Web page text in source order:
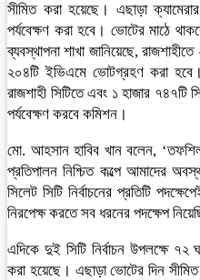
সীমিত করা হয়েছে। এছাড়া
পর্যবেক্ষণ করা হবে। ভোটের মাঠে
ব্যবস্থাপনা শাখা জানিয়েছে,
২০৪টি ইভিএমে ভোটগ্রহণ করা
রাজশাহী সিটিতে এবং ১ হাজার ৭৪৭টি
পর্যবেক্ষণ করবে কমিশন।
মো. আহসান হাবিব খান বলেন, ‘তফশিল
প্রতিপালন নিশ্চিত কল্পে আমাদের
সিলেট সিটি নির্বাচনের প্রতিটি
নিরপেক্ষ করতে সব ধরনের পদক্ষেপ
এদিকে দুই সিটি নির্বাচন উপলক্ষে
করা হয়েছে। এছাড়া ভোটের দিন সীমিত